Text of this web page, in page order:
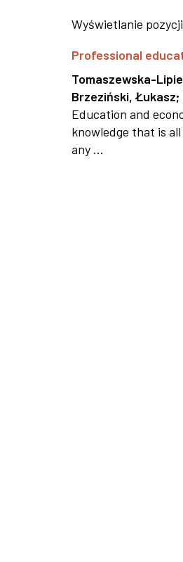
Wyświetlanie pozycji
Professional
Tomaszewska-
Brzeziński, Łukasz;
Education and
knowledge that is
any ...